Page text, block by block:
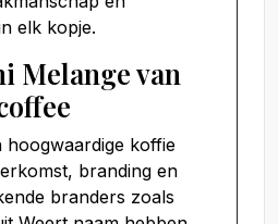
elk kopje.
Melange van
hoogwaardige koffie
branding en
branders zoals